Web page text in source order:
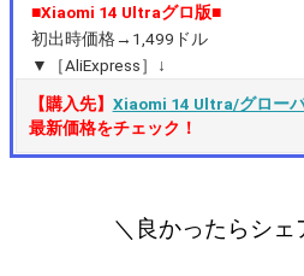
■Xiaomi 14 Ultraグロ版■
初出時価格→1,499ドル
▼［AliExpress］↓
【購入先】 Xiaomi 14 Ultra/グロー
最新価格をチェック！
＼良かったらシェ